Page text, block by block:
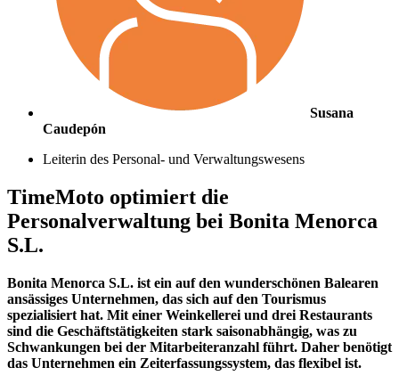
Susana
Caudepón
Leiterin des Personal- und Verwaltungswesens
TimeMoto optimiert die
Personalverwaltung bei Bonita Menorca
S.L.
Bonita Menorca S.L. ist ein auf den wunderschönen Balearen
ansässiges Unternehmen, das sich auf den Tourismus
spezialisiert hat. Mit einer Weinkellerei und drei Restaurants
sind die Geschäftstätigkeiten stark saisonabhängig, was zu
Schwankungen bei der Mitarbeiteranzahl führt. Daher benötigt
das Unternehmen ein Zeiterfassungssystem, das flexibel ist.